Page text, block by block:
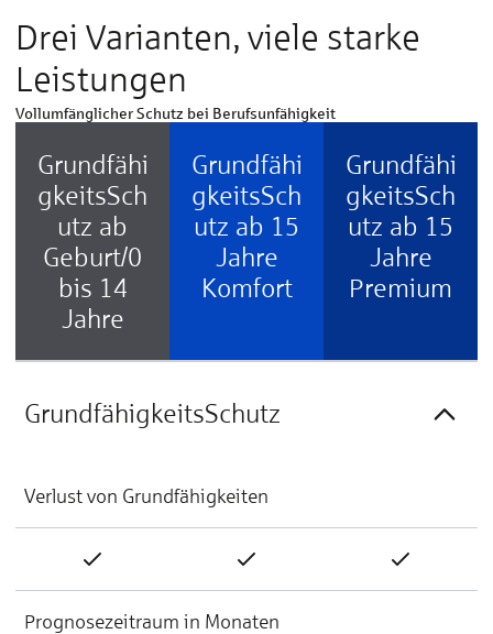
Drei Varianten, viele starke
Leistungen
Vollumfänglicher Schutz bei Berufsunfähigkeit
Grundfähi
gkeitsSch
utz ab
Geburt/0
bis 14
Jahre
Grundfähi
gkeitsSch
utz ab 15
Jahre
Komfort
Grundfähi
gkeitsSch
utz ab 15
Jahre
Premium
GrundfähigkeitsSchutz
Verlust von Grundfähigkeiten
Prognosezeitraum in Monaten